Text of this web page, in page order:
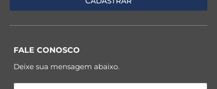
FALE CONOSCO
Deixe sua mensagem abaixo.